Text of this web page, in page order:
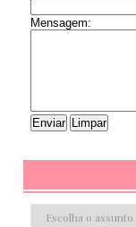
Mensagem: